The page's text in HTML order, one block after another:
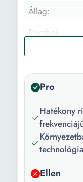
Állag:
Darabok
Szín:
Ajánlott fedett
terület:
Terjedési szög:
feszültség:
Pro
Hatékony
technológia
Ellen